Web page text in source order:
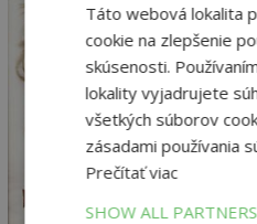
17,99€
17 €
a...
Na
Táto webová lokalita
cookie na zlepšenie
skúsenosti.
lokality vyjadrujete
všetkých súborov
zásadami používania
Prečítať viac
SHOW ALL PARTNERS